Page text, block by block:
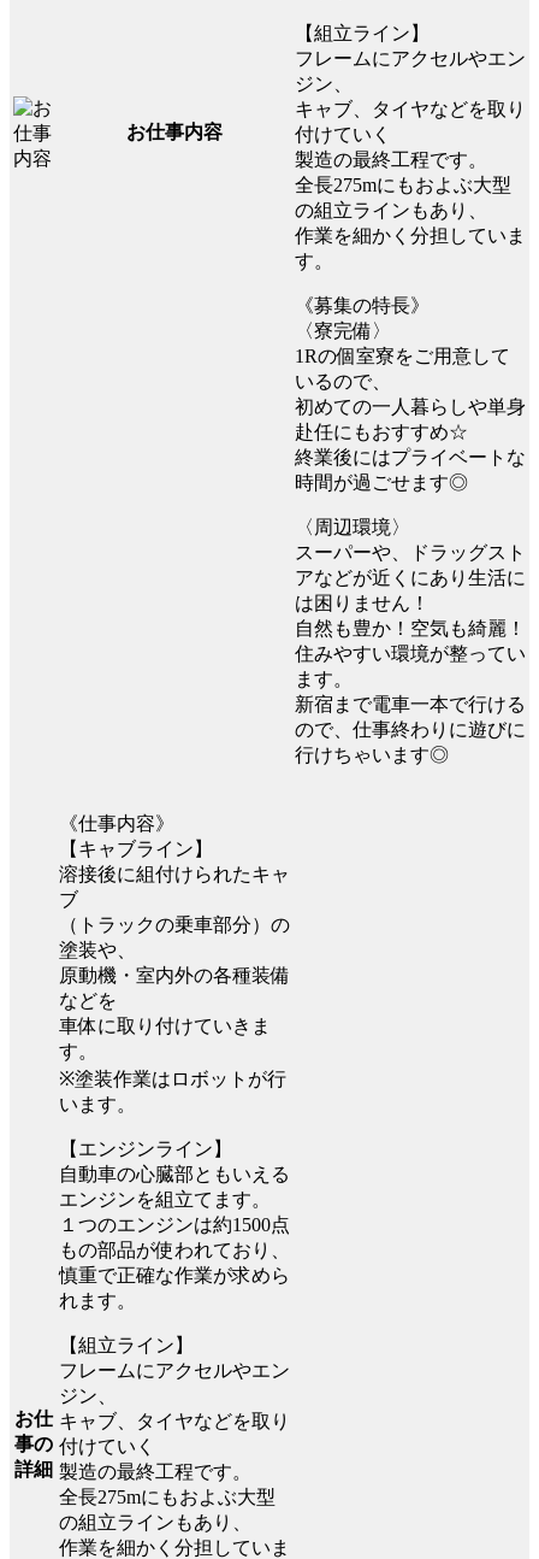
お仕事内容
【組立ライン】
フレームにアクセルやエン
ジン、
キャブ、タイヤなどを取り
付けていく
製造の最終工程です。
全長275mにもおよぶ大型
の組立ラインもあり、
作業を細かく分担していま
す。
《募集の特長》
〈寮完備〉
1Rの個室寮をご用意して
いるので、
初めての一人暮らしや単身
赴任にもおすすめ☆
終業後にはプライベートな
時間が過ごせます◎
〈周辺環境〉
スーパーや、ドラッグスト
アなどが近くにあり生活に
は困りません！
自然も豊か！空気も綺麗！
住みやすい環境が整ってい
ます。
新宿まで電車一本で行ける
ので、仕事終わりに遊びに
行けちゃいます◎
お仕
事の
詳細
《仕事内容》
【キャブライン】
溶接後に組付けられたキャ
ブ
（トラックの乗車部分）の
塗装や、
原動機・室内外の各種装備
などを
車体に取り付けていきま
す。
※塗装作業はロボットが行
います。
【エンジンライン】
自動車の心臓部ともいえる
エンジンを組立てます。
１つのエンジンは約1500点
もの部品が使われており、
慎重で正確な作業が求めら
れます。
【組立ライン】
フレームにアクセルやエン
ジン、
キャブ、タイヤなどを取り
付けていく
製造の最終工程です。
全長275mにもおよぶ大型
の組立ラインもあり、
作業を細かく分担していま